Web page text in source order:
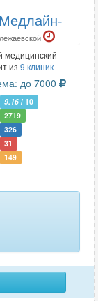
медицинский
из 9 клиник
до 7000
9.16 / 10
2719
326
31
149